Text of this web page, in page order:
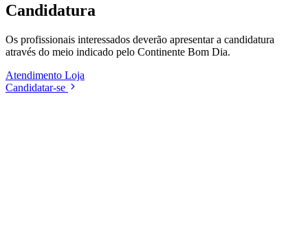
Candidatura
Os profissionais interessados deverão apresentar a candidatura
através do meio indicado pelo Continente Bom Dia.
Atendimento Loja
Candidatar-se